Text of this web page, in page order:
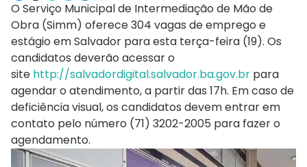
O Serviço Municipal de Intermediação de Mão de
Obra (Simm) oferece 304 vagas de emprego e
estágio em Salvador para esta terça-feira (19). Os
candidatos deverão acessar o
site http://salvadordigital.salvador.ba.gov.br para
agendar o atendimento, a partir das 17h. Em caso de
deficiência visual, os candidatos devem entrar em
contato pelo número (71) 3202-2005 para fazer o
agendamento.